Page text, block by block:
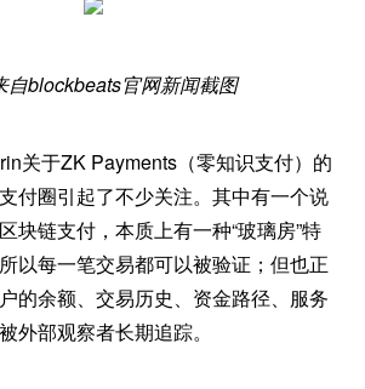
自blockbeats官网新闻截图
关于ZK Payments（零知识支付）的
付圈引起了不少关注。其中有一个说
块链支付，本质上有一种“玻璃房”特
以每一笔交易都可以被验证；但也正
的余额、交易历史、资金路径、服务
外部观察者长期追踪。